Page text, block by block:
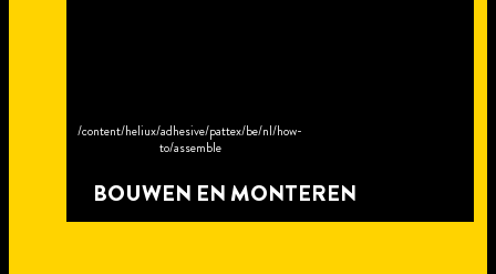
/content/heliux/adhesive/pattex/be/nl/how-
to/assemble
BOUWEN EN MONTEREN